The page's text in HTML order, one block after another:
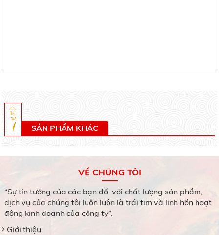
SẢN PHẨM KHÁC
VỀ CHÚNG TÔI
“Sự tin tưởng của các bạn đối với chất lượng sản phẩm,
dịch vụ của chúng tôi luôn luôn là trái tim và linh hồn hoạt
động kinh doanh của công ty”.
Giới thiệu